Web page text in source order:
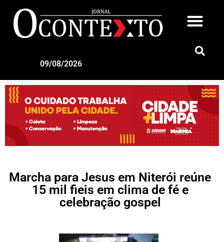
09/08/2026
Marcha para Jesus em Niterói reúne
15 mil fieis em clima de fé e
celebração gospel